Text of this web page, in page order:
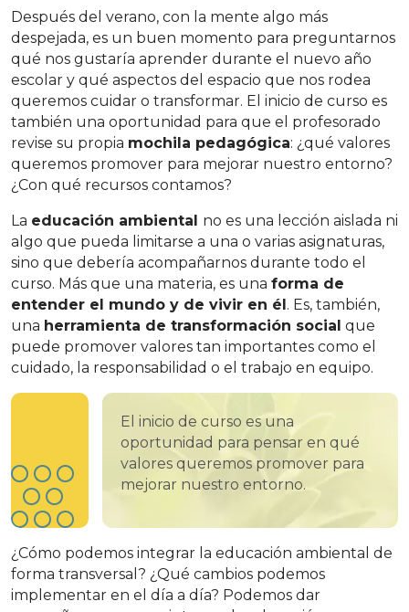
Después del verano, con la mente algo más
despejada, es un buen momento para preguntarnos
qué nos gustaría aprender durante el nuevo año
escolar y qué aspectos del espacio que nos rodea
queremos cuidar o transformar. El inicio de curso es
también una oportunidad para que el profesorado
revise su propia mochila pedagógica: ¿qué valores
queremos promover para mejorar nuestro entorno?
¿Con qué recursos contamos?
La educación ambiental no es una lección aislada ni
algo que pueda limitarse a una o varias asignaturas,
sino que debería acompañarnos durante todo el
curso. Más que una materia, es una forma de
entender el mundo y de vivir en él. Es, también,
una herramienta de transformación social que
puede promover valores tan importantes como el
cuidado, la responsabilidad o el trabajo en equipo.
El inicio de curso es una
oportunidad para pensar en qué
valores queremos promover para
mejorar nuestro entorno.
¿Cómo podemos integrar la educación ambiental de
forma transversal? ¿Qué cambios podemos
implementar en el día a día? Podemos dar